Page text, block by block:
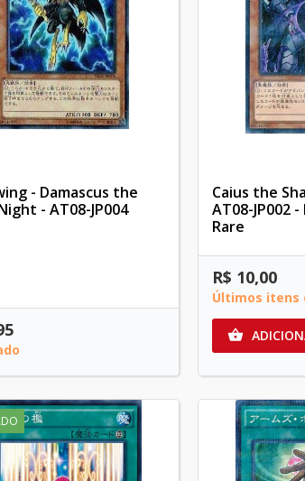
- Damascus the
- AT08-JP004
Caius the
AT08-JP002
Rare
R$ 10,00
Últimos itens
